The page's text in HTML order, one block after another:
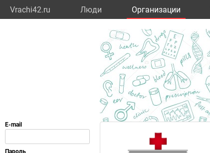
Vrachi42.ru Люди Организации